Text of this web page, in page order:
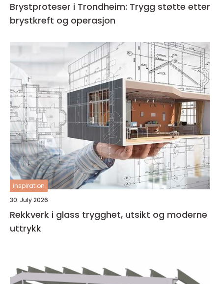
Brystproteser i Trondheim: Trygg støtte etter
brystkreft og operasjon
inspiration
30. July 2026
Rekkverk i glass trygghet, utsikt og moderne
uttrykk